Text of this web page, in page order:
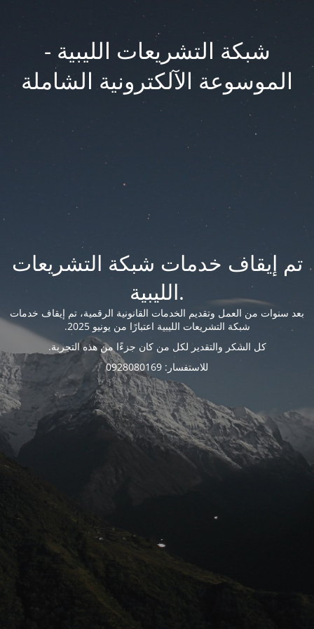
شبكة التشريعات الليبية -
الموسوعة الآلكترونية الشاملة
تم إيقاف خدمات شبكة التشريعات
الليبية.
بعد سنوات من العمل وتقديم الخدمات القانونية الرقمية، تم إيقاف خدمات
شبكة التشريعات الليبية اعتبارًا من يونيو 2025.
كل الشكر والتقدير لكل من كان جزءًا من هذه التجربة.
للاستفسار: 0928080169